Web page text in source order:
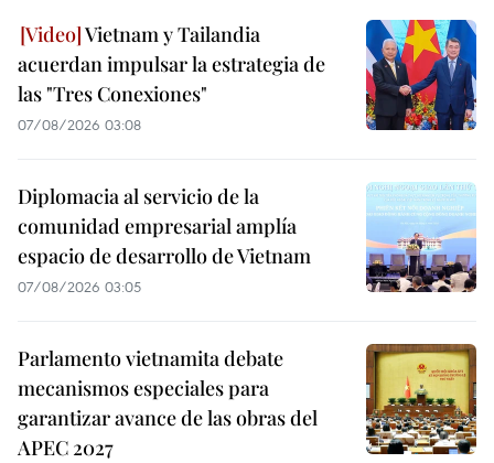
Vietnam y Tailandia
acuerdan impulsar la estrategia de
las "Tres Conexiones"
07/08/2026 03:08
Diplomacia al servicio de la
comunidad empresarial amplía
espacio de desarrollo de Vietnam
07/08/2026 03:05
Parlamento vietnamita debate
mecanismos especiales para
garantizar avance de las obras del
APEC 2027